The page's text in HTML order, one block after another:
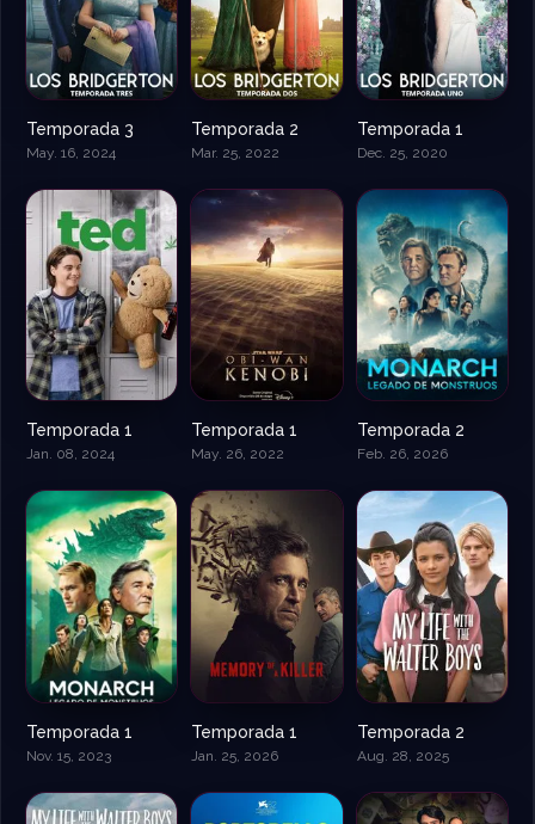
Temporada 3
May. 16, 2024
Temporada 2
Mar. 25, 2022
Temporada 1
Dec. 25, 2020
Temporada 1
Jan. 08, 2024
Temporada 1
May. 26, 2022
Temporada 2
Feb. 26, 2026
Temporada 1
Nov. 15, 2023
Temporada 1
Jan. 25, 2026
Temporada 2
Aug. 28, 2025